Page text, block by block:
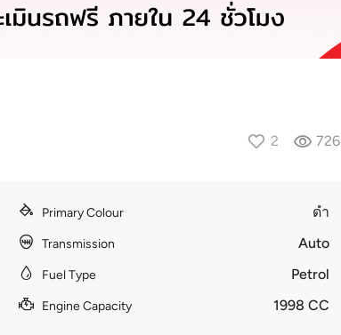
2 726
Primary Colour ดำ
Transmission Auto
Fuel Type Petrol
Engine Capacity 1998 CC